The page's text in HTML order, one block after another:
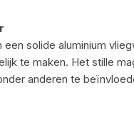
solide aluminium
te maken. Het stille
anderen te